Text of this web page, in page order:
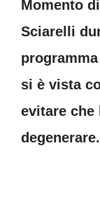
Momento
Sciarelli
si è vista
evitare che
degenerare.